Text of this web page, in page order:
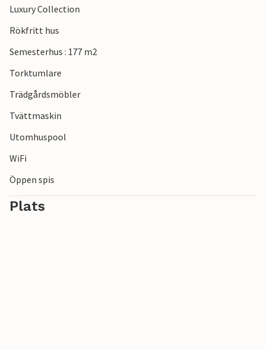
Observera: Boendet tar inte emot ungdomsgrupper under
grupper kommer att nekas, även vid ankomst eller under
vistelsen och utan återbetalning.
Luxury Collection
Rökfritt hus
Semesterhus : 177 m2
Torktumlare
Trädgårdsmöbler
Tvättmaskin
Utomhuspool
WiFi
Öppen spis
Plats